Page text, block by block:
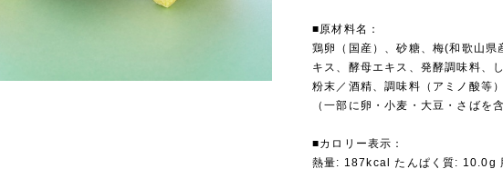
■原材料名：
鶏卵（国産）、砂糖、梅(和歌山
キス、酵母エキス、発酵調味料、
粉末／酒精、調味料（アミノ酸等
（一部に卵・小麦・大豆・さばを含
■カロリー表示：
熱量: 187kcal たんぱく質: 10.0g